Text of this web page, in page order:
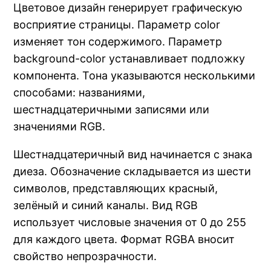
Цветовое дизайн генерирует графическую
восприятие страницы. Параметр color
изменяет тон содержимого. Параметр
background-color устанавливает подложку
компонента. Тона указываются несколькими
способами: названиями,
шестнадцатеричными записями или
значениями RGB.
Шестнадцатеричный вид начинается с знака
диеза. Обозначение складывается из шести
символов, представляющих красный,
зелёный и синий каналы. Вид RGB
использует числовые значения от 0 до 255
для каждого цвета. Формат RGBA вносит
свойство непрозрачности.